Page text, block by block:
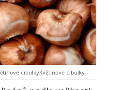
cibulkyKvětinové cibulky